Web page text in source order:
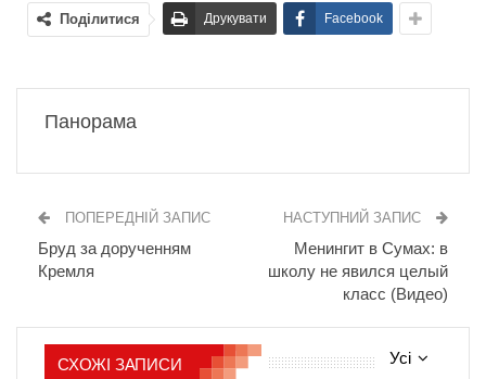
Поділитися Друкувати Facebook
Панорама
ПОПЕРЕДНІЙ ЗАПИС
Бруд за дорученням
Кремля
НАСТУПНИЙ ЗАПИС
Менингит в Сумах: в
школу не явился целый
класс (Видео)
Усі
СХОЖІ ЗАПИСИ